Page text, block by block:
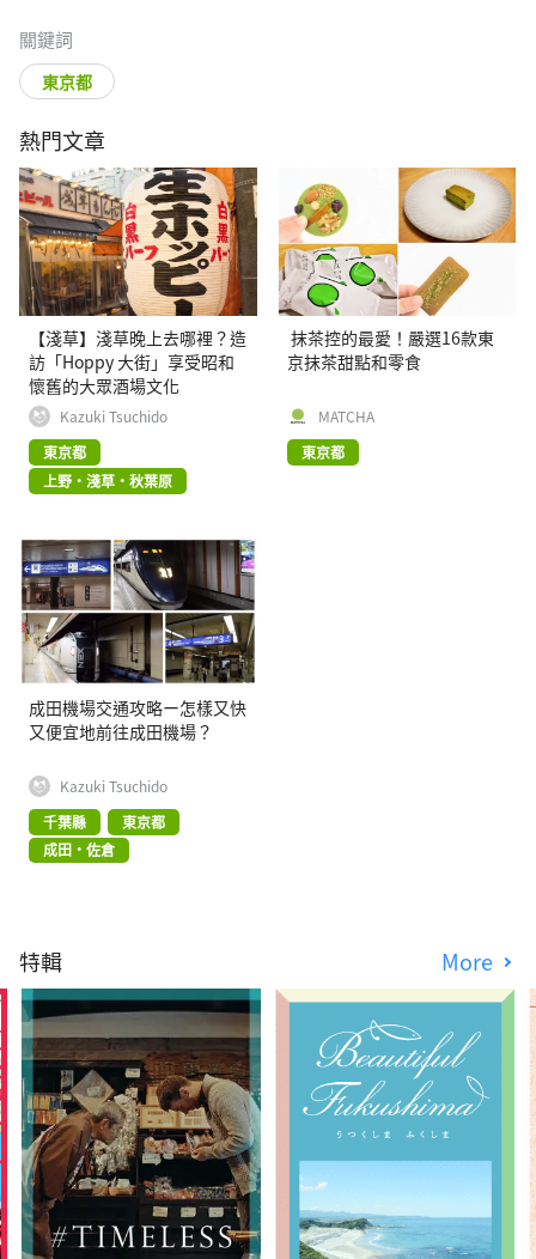
關鍵詞
東京都
熱門文章
【淺草】淺草晚上去哪裡？造
訪「Hoppy 大街」享受昭和
懷舊的大眾酒場文化
Kazuki Tsuchido
東京都
上野・淺草・秋葉原
抹茶控的最愛！嚴選16款東
京抹茶甜點和零食
MATCHA
東京都
成田機場交通攻略ー怎樣又快
又便宜地前往成田機場？
Kazuki Tsuchido
千葉縣
東京都
成田・佐倉
特輯 More